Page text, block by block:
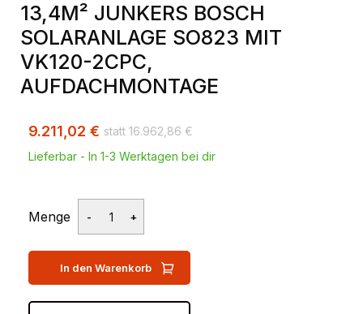
13,4M² JUNKERS BOSCH
SOLARANLAGE SO823 MIT
VK120-2CPC,
AUFDACHMONTAGE
16.962,86 €
9.211,02 €
Lieferbar - In 1-3 Werktagen bei dir
Menge
In den Warenkorb